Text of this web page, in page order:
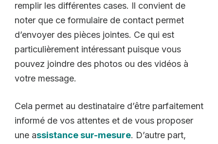
remplir les différentes cases. Il convient de
noter que ce formulaire de contact permet
d’envoyer des pièces jointes. Ce qui est
particulièrement intéressant puisque vous
pouvez joindre des photos ou des vidéos à
votre message.
Cela permet au destinataire d’être parfaitement
informé de vos attentes et de vous proposer
une assistance sur-mesure. D’autre part,